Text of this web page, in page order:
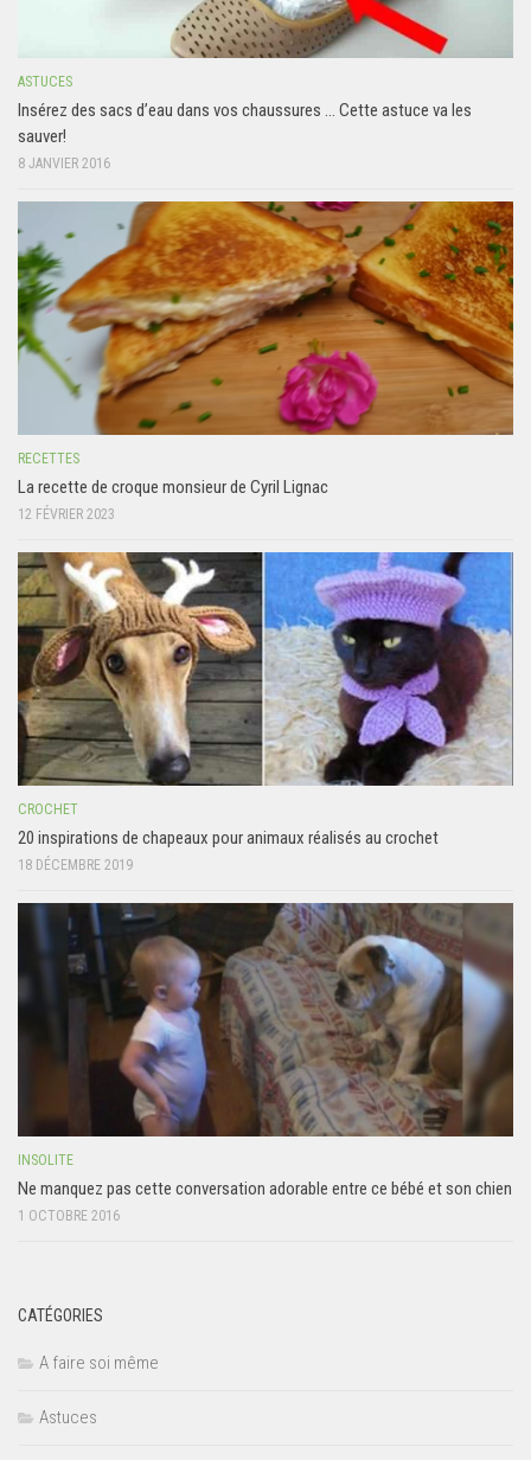
ASTUCES
Insérez des sacs d’eau dans vos chaussures … Cette astuce va les
sauver!
8 JANVIER 2016
RECETTES
La recette de croque monsieur de Cyril Lignac
12 FÉVRIER 2023
CROCHET
20 inspirations de chapeaux pour animaux réalisés au crochet
18 DÉCEMBRE 2019
INSOLITE
Ne manquez pas cette conversation adorable entre ce bébé et son chien
1 OCTOBRE 2016
CATÉGORIES
A faire soi même
Astuces